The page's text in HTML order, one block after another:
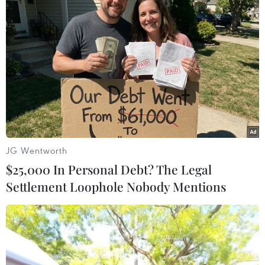
08/08/2026 02:26
Phim Việt tham dự Liên hoan phim
ASEAN 2026 tại Hong Kong
07/08/2026 15:44
Khai mạc Lễ hội Việt Nam - Hàn
Quốc 2026 rực rỡ sắc màu văn hóa
Ngày hội Văn hóa dân tộc Mông lần
thứ 4 sẽ diễn ra tại Điện Biên vào
tháng 10
07/08/2026 09:10
JG Wentworth
$25,000 In Personal Debt? The Legal
Settlement Loophole Nobody Mentions